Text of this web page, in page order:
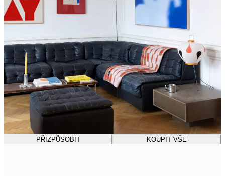
PŘIZPŮSOBIT KOUPIT VŠE